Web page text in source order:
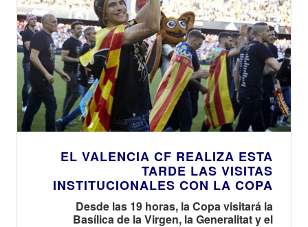
EL VALENCIA CF REALIZA ESTA
TARDE LAS VISITAS
INSTITUCIONALES CON LA COPA
Desde las 19 horas, la Copa visitará la
Basílica de la Virgen, la Generalitat y el